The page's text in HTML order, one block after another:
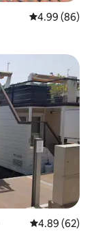
レビュー86件
4.99 (86)
レビュー62
4.89 (62)